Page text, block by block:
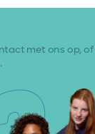
met ons op,